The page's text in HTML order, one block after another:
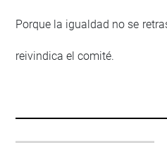
Porque la igualdad no se
reivindica el comité.